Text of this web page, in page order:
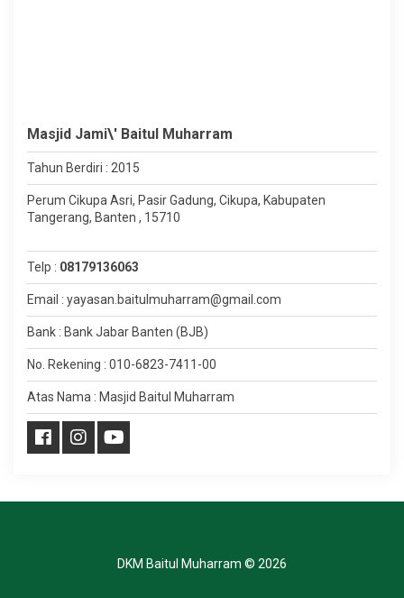
Masjid Jami\' Baitul Muharram
Tahun Berdiri : 2015
Perum Cikupa Asri, Pasir Gadung, Cikupa, Kabupaten
Tangerang, Banten , 15710
Telp : 08179136063
Email : yayasan.baitulmuharram@gmail.com
Bank : Bank Jabar Banten (BJB)
No. Rekening : 010-6823-7411-00
Atas Nama : Masjid Baitul Muharram
DKM Baitul Muharram © 2026